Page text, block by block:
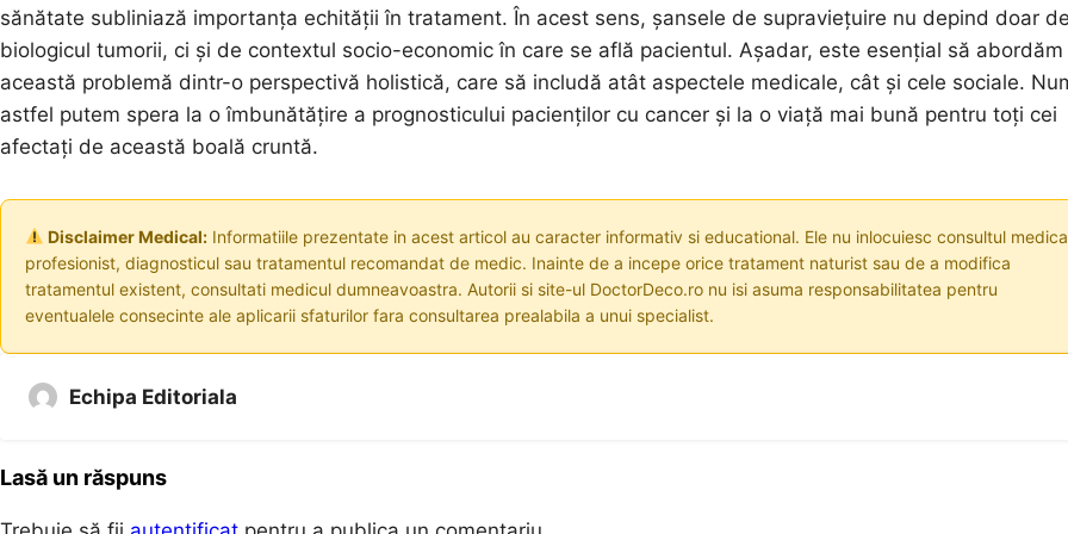
sănătate subliniază importanța echității în tratament. În acest sens, șansele de supraviețuire nu depind doar de
biologicul tumorii, ci și de contextul socio-economic în care se află pacientul. Așadar, este esențial să abordăm
această problemă dintr-o perspectivă holistică, care să includă atât aspectele medicale, cât și cele sociale.
astfel putem spera la o îmbunătățire a prognosticului pacienților cu cancer și la o viață mai bună pentru toți cei
afectați de această boală cruntă.
Disclaimer Medical:Informatiile prezentate in acest articol au caracter informativ si educational. Ele nu inlocuiesc consultul
profesionist, diagnosticul sau tratamentul recomandat de medic. Inainte de a incepe orice tratament naturist sau de a modifica
tratamentul existent, consultati medicul dumneavoastra. Autorii si site-ul DoctorDeco.ro nu isi asuma responsabilitatea pentru
eventualele consecinte ale aplicarii sfaturilor fara consultarea prealabila a unui specialist.
Echipa Editoriala
Lasă un răspuns